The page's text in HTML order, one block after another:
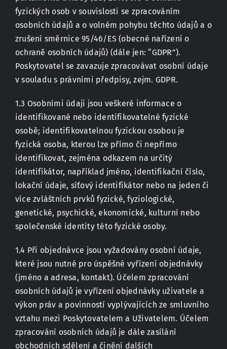
fyzických osob v souvislosti se zpracováním
osobních údajů a o volném pohybu těchto údajů a o
zrušení směrnice 95/46/ES (obecné nařízení o
ochraně osobních údajů) (dále jen: “GDPR”).
Poskytovatel se zavazuje zpracovávat osobní údaje
v souladu s právními předpisy, zejm. GDPR.
1.3 Osobními údaji jsou veškeré informace o
identifikované nebo identifikovatelné fyzické
osobě; identifikovatelnou fyzickou osobou je
fyzická osoba, kterou lze přímo či nepřímo
identifikovat, zejména odkazem na určitý
identifikátor, například jméno, identifikační číslo,
lokační údaje, síťový identifikátor nebo na jeden či
více zvláštních prvků fyzické, fyziologické,
genetické, psychické, ekonomické, kulturní nebo
společenské identity této fyzické osoby.
1.4 Při objednávce jsou vyžadovány osobní údaje,
které jsou nutné pro úspěšné vyřízení objednávky
(jméno a adresa, kontakt). Účelem zpracování
osobních údajů je vyřízení objednávky uživatele a
výkon práv a povinností vyplývajících ze smluvního
vztahu mezi Poskytovatelem a Uživatelem. Účelem
zpracování osobních údajů je dále zasílání
obchodních sdělení a činění dalších